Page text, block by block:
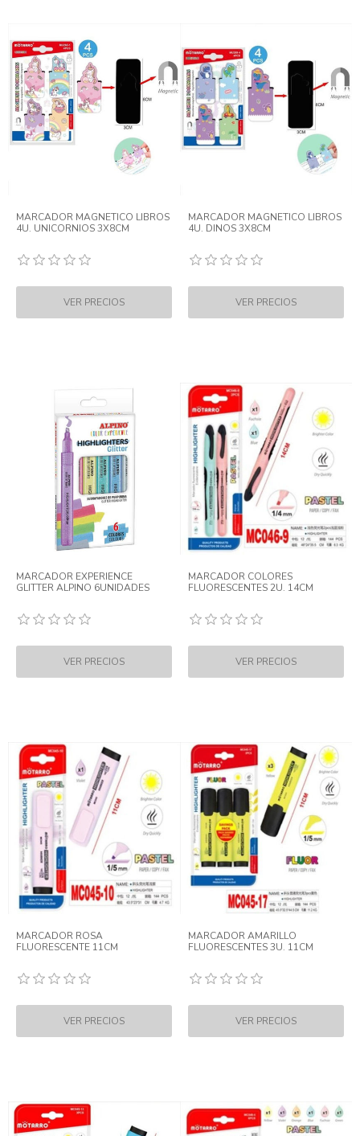
MARCADOR MAGNETICO LIBROS
4U. UNICORNIOS 3X8CM
MARCADOR MAGNETICO LIBROS
4U. DINOS 3X8CM
MARCADOR EXPERIENCE
GLITTER ALPINO 6UNIDADES
MARCADOR COLORES
FLUORESCENTES 2U. 14CM
MARCADOR ROSA
FLUORESCENTE 11CM
MARCADOR AMARILLO
FLUORESCENTES 3U. 11CM